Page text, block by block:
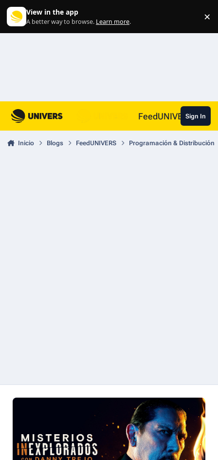
View in the app
A better way to browse. Learn more. ×
FeedUNIVERSSign In
Inicio Blogs FeedUNIVERS Programación & Distribución